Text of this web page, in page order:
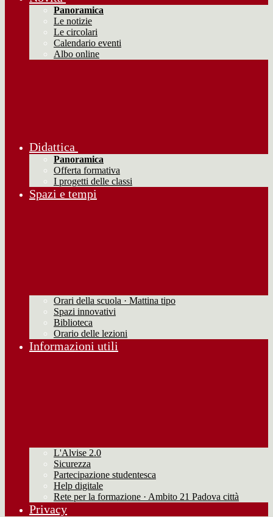
Panoramica
Le notizie
Le circolari
Calendario eventi
Albo online
Didattica
Panoramica
Offerta formativa
I progetti delle classi
Spazi e tempi
Orari della scuola · Mattina tipo
Spazi innovativi
Biblioteca
Orario delle lezioni
Informazioni utili
L'Alvise 2.0
Sicurezza
Partecipazione studentesca
Help digitale
Rete per la formazione · Ambito 21 Padova città
Privacy